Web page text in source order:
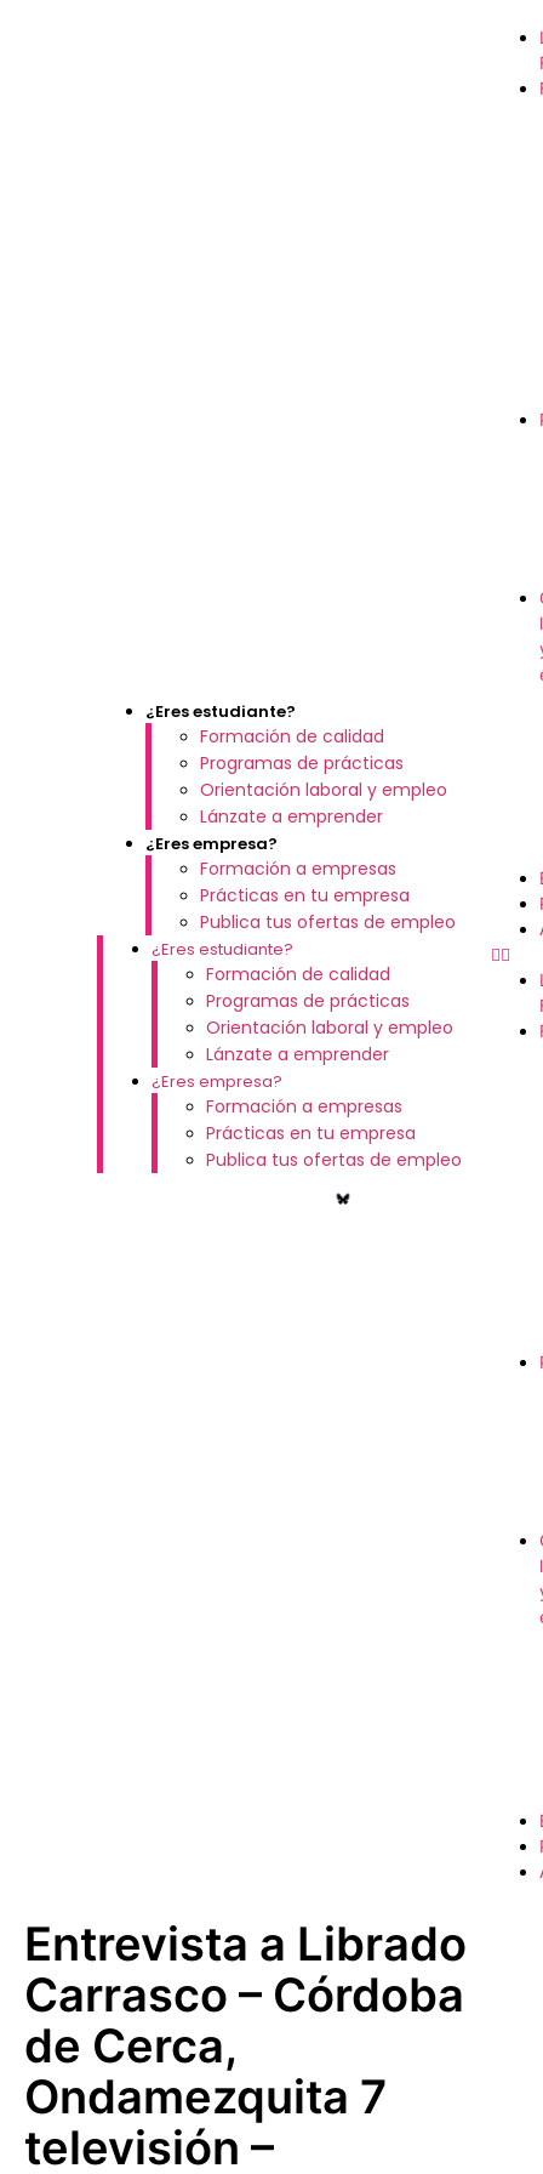
¿Eres estudiante?
Formación de calidad
Programas de prácticas
Orientación laboral y empleo
Lánzate a emprender
¿Eres empresa?
Formación a empresas
Prácticas en tu empresa
Publica tus ofertas de empleo
¿Eres estudiante?
Formación de calidad
Programas de prácticas
Orientación laboral y empleo
Lánzate a emprender
¿Eres empresa?
Formación a empresas
Prácticas en tu empresa
Publica tus ofertas de empleo
Entrevista a Librado
Carrasco – Córdoba
de Cerca,
Ondamezquita 7
televisión –